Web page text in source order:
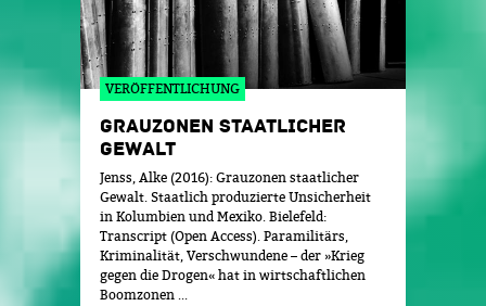
VERÖFFENTLICHUNG
GRAUZONEN STAATLICHER
GEWALT
Jenss, Alke (2016): Grauzonen staatlicher
Gewalt. Staatlich produzierte Unsicherheit
in Kolumbien und Mexiko. Bielefeld:
Transcript (Open Access). Paramilitärs,
Kriminalität, Verschwundene – der »Krieg
gegen die Drogen« hat in wirtschaftlichen
Boomzonen ...